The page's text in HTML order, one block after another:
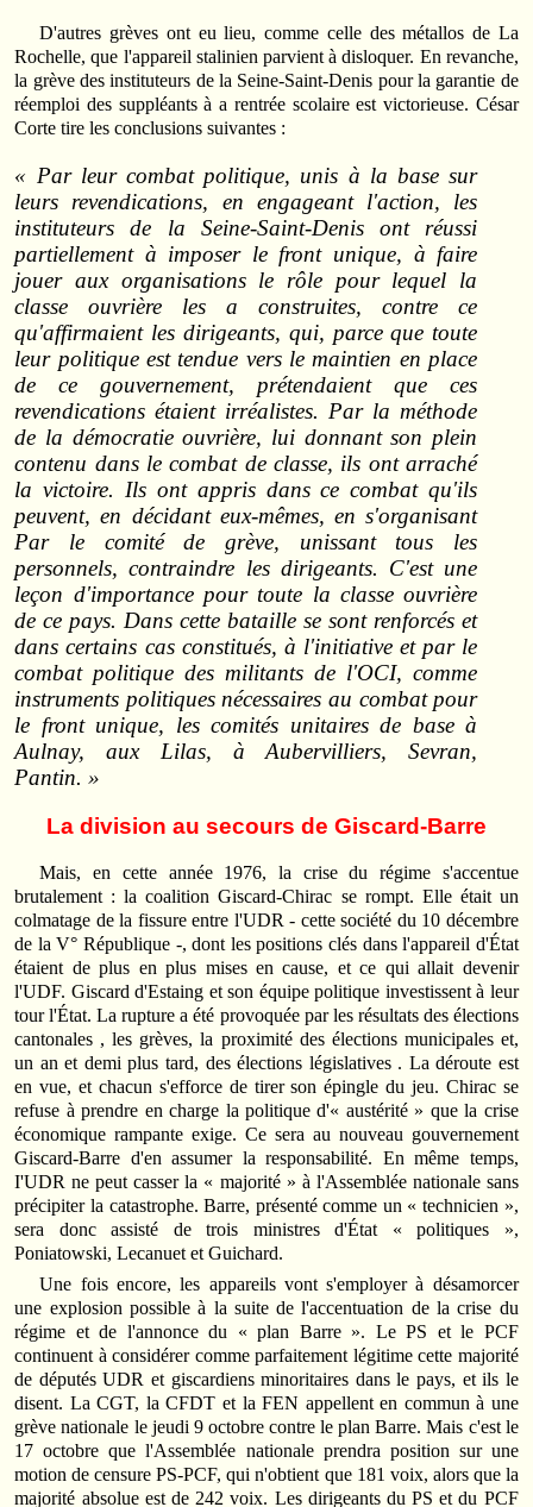
D'autres grèves ont eu lieu, comme celle des métallos de La
Rochelle, que l'appareil stalinien parvient à disloquer. En revanche,
la grève des instituteurs de la Seine‑Saint‑Denis pour la garantie de
réemploi des suppléants à a rentrée scolaire est victorieuse. César
Corte tire les conclusions suivantes :
« Par leur combat politique, unis à la base sur
leurs revendications, en engageant l'action, les
instituteurs de la Seine‑Saint‑Denis ont réussi
partiellement à imposer le front unique, à faire
jouer aux organisations le rôle pour lequel la
classe ouvrière les a construites, contre ce
qu'affirmaient les dirigeants, qui, parce que toute
leur politique est tendue vers le maintien en place
de ce gouvernement, prétendaient que ces
revendications étaient irréalistes. Par la méthode
de la démocratie ouvrière, lui donnant son plein
contenu dans le combat de classe, ils ont arraché
la victoire. Ils ont appris dans ce combat qu'ils
peuvent, en décidant eux‑mêmes, en s'organisant
Par le comité de grève, unissant tous les
personnels, contraindre les dirigeants. C'est une
leçon d'importance pour toute la classe ouvrière
de ce pays. Dans cette bataille se sont renforcés et
dans certains cas constitués, à l'initiative et par le
combat politique des militants de l'OCI, comme
instruments politiques nécessaires au combat pour
le front unique, les comités unitaires de base à
Aulnay, aux Lilas, à Aubervilliers, Sevran,
Pantin. »
La division au secours de Giscard-Barre
Mais, en cette année 1976, la crise du régime s'accentue
brutalement : la coalition Giscard‑Chirac se rompt. Elle était un
colmatage de la fissure entre l'UDR ‑ cette société du 10 décembre
de la V° République ‑, dont les positions clés dans l'appareil d'État
étaient de plus en plus mises en cause, et ce qui allait devenir
l'UDF. Giscard d'Estaing et son équipe politique investissent à leur
tour l'État. La rupture a été provoquée par les résultats des élections
cantonales , les grèves, la proximité des élections municipales et,
un an et demi plus tard, des élections législatives . La déroute est
en vue, et chacun s'efforce de tirer son épingle du jeu. Chirac se
refuse à prendre en charge la politique d'« austérité » que la crise
économique rampante exige. Ce sera au nouveau gouvernement
Giscard‑Barre d'en assumer la responsabilité. En même temps,
I'UDR ne peut casser la « majorité » à l'Assemblée nationale sans
précipiter la catastrophe. Barre, présenté comme un « technicien »,
sera donc assisté de trois ministres d'État « politiques »,
Poniatowski, Lecanuet et Guichard.
Une fois encore, les appareils vont s'employer à désamorcer
une explosion possible à la suite de l'accentuation de la crise du
régime et de l'annonce du « plan Barre ». Le PS et le PCF
continuent à considérer comme parfaitement légitime cette majorité
de députés UDR et giscardiens minoritaires dans le pays, et ils le
disent. La CGT, la CFDT et la FEN appellent en commun à une
grève nationale le jeudi 9 octobre contre le plan Barre. Mais c'est le
17 octobre que l'Assemblée nationale prendra position sur une
motion de censure PS‑PCF, qui n'obtient que 181 voix, alors que la
majorité absolue est de 242 voix. Les dirigeants du PS et du PCF